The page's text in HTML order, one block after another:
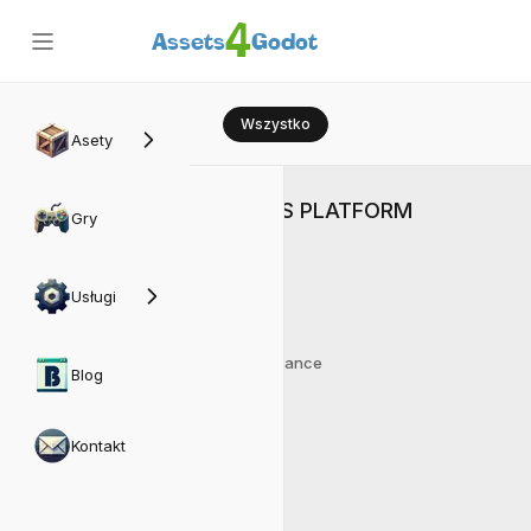
Assets4Godot
Asety
Gry
Usługi
Blog
Kontakt
Wszystko
CROSS PLATFORM
AI Assistance